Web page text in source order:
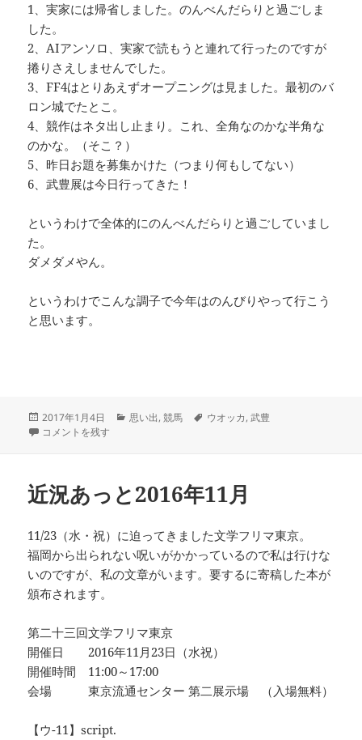
1、実家には帰省しました。のんべんだらりと過ごしま
した。
2、AIアンソロ、実家で読もうと連れて行ったのですが
捲りさえしませんでした。
3、FF4はとりあえずオープニングは見ました。最初のバ
ロン城でたとこ。
4、競作はネタ出し止まり。これ、全角なのかな半角な
のかな。（そこ？）
5、昨日お題を募集かけた（つまり何もしてない）
6、武豊展は今日行ってきた！
というわけで全体的にのんべんだらりと過ごしていまし
た。
ダメダメやん。
というわけでこんな調子で今年はのんびりやって行こう
と思います。
投
稿
2017年1月4日
カ
思い出,競馬
タ
ウオッカ,武豊
謹賀新年2017 に
コメントを残す
近況あっと2016年11月
11/23（水・祝）に迫ってきました文学フリマ東京。
福岡から出られない呪いがかかっているので私は行けな
いのですが、私の文章がいます。要するに寄稿した本が
頒布されます。
第二十三回文学フリマ東京
開催日 2016年11月23日（水祝）
開催時間 11:00～17:00
会場 東京流通センター 第二展示場 （入場無料）
【ウ-11】script.